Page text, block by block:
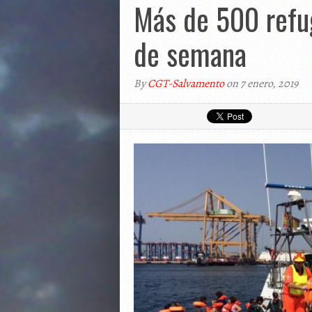
Más de 500
de semana
ByCGT-Salvamentoon 7 enero, 2019